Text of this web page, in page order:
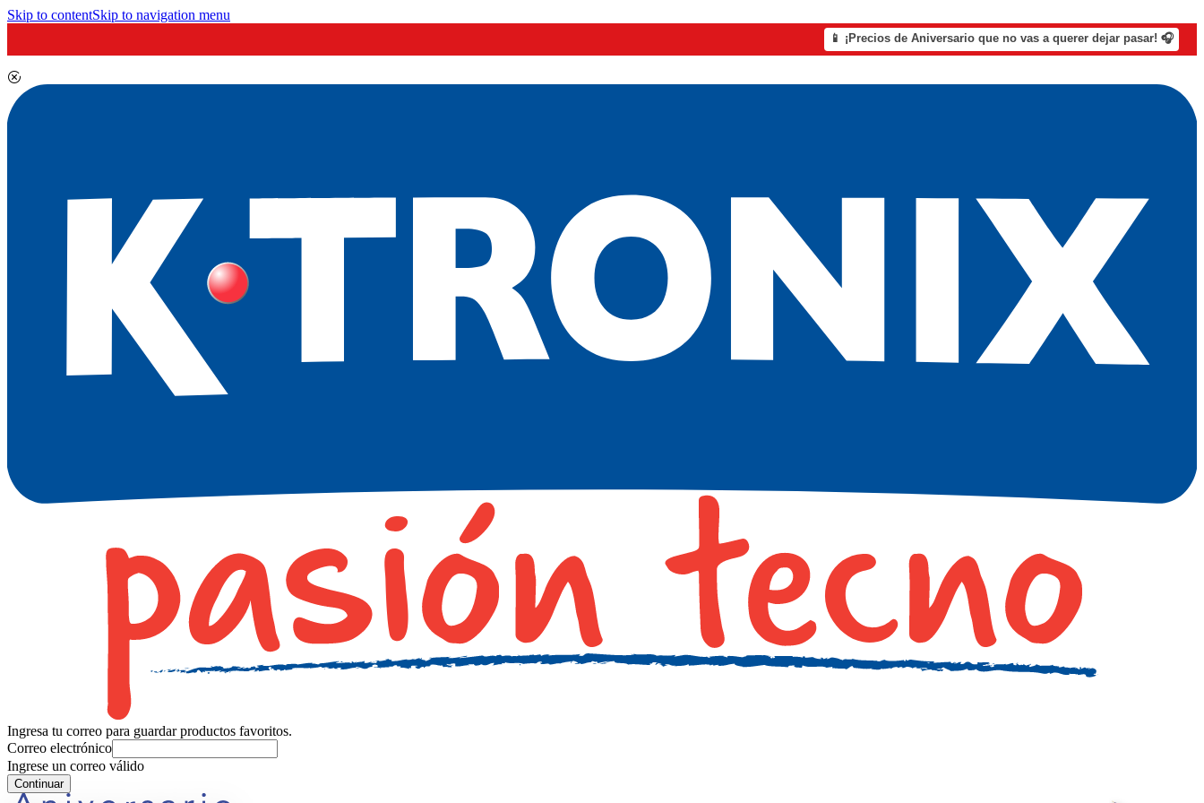
Skip to contentSkip to navigation menu
📱 ¡Precios de Aniversario que no vas a querer dejar pasar! 🎧
Ingresa tu correo para guardar productos favoritos.
Correo electrónico
Ingrese un correo válido
Continuar